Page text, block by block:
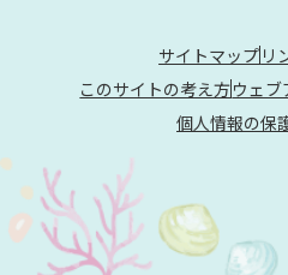
サイトマップ リ
このサイトの考え方ウェ
個人情報の保